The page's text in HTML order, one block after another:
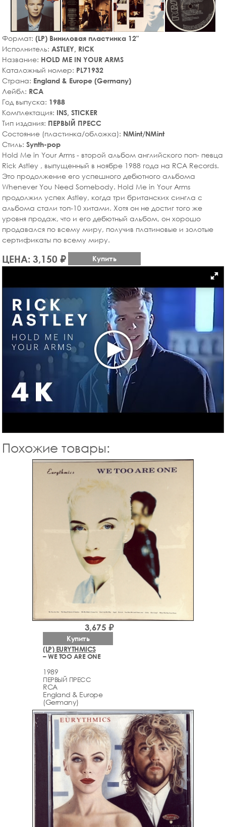
Формат: (LP) Виниловая пластинка 12"
Исполнитель: ASTLEY, RICK
Название: HOLD ME IN YOUR ARMS
Каталожный номер: PL71932
Страна: England & Europe (Germany)
Лейбл: RCA
Год выпуска: 1988
Комплектация: INS, STICKER
Тип издания: ПЕРВЫЙ ПРЕСС
Состояние (пластинка/обложка): NMint/NMint
Стиль: Synth-pop
Hold Me in Your Arms - второй альбом английского поп- певца
Rick Astley , выпущенный в ноябре 1988 года на RCA Records.
Это продолжение его успешного дебютного альбома
Whenever You Need Somebody. Hold Me in Your Arms
продолжил успех Astley, когда три британских сингла с
альбома стали топ-10 хитами. Хотя он не достиг того же
уровня продаж, что и его дебютный альбом, он хорошо
продавался по всему миру, получив платиновые и золотые
сертификаты по всему миру.
ЦЕНА: 3,150 ₽ Купить
Похожие товары:
(LP) EURYTHMICS
– WE TOO ARE ONE
1989
ПЕРВЫЙ ПРЕСС
RCA
England & Europe
(Germany)
3,675 ₽
Купить